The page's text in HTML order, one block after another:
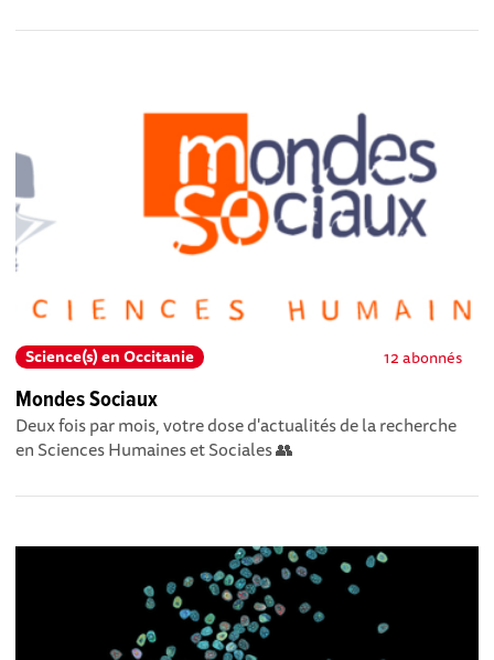
Science(s) en Occitanie 12 abonnés
Mondes Sociaux
Deux fois par mois, votre dose d'actualités de la recherche
en Sciences Humaines et Sociales 👥